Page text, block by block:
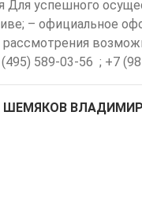
успешного
– официальное
589-03-56 ; +7
ШЕМЯКОВ ВЛАДИМИР